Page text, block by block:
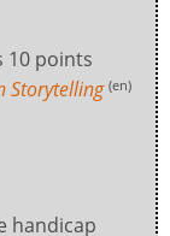
10 points
Storytelling (en)
handicap